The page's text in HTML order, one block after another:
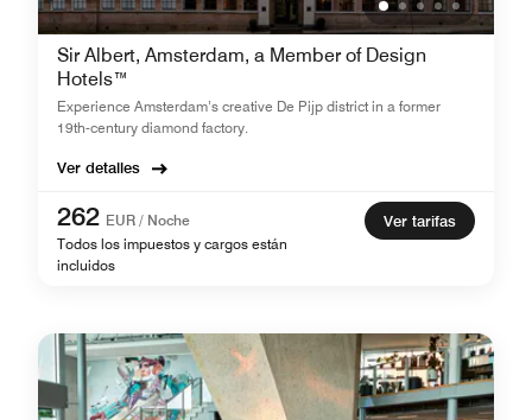
Sir Albert, Amsterdam, a Member of Design
Hotels™
Experience Amsterdam’s creative De Pijp district in a former
19th-century diamond factory.
Ver detalles
262 EUR / Noche
Todos los impuestos y cargos están
incluidos
Ver tarifas